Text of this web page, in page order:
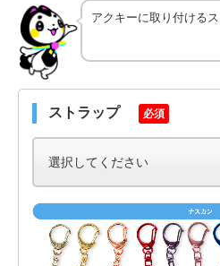
アクキーに取り付ける
ストラップ 必須